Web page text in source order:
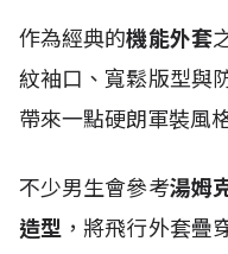
作為經典的機能外套
紋袖口、寬鬆版型與
帶來一點硬朗軍裝風
不少男生會參考湯姆
造型 ，將飛行外套疊